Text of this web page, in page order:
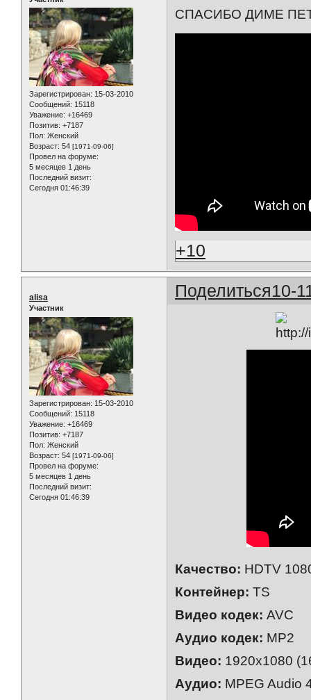
Зарегистрирован: 15-03-2010
Сообщений: 15118
Уважение: +16469
Позитив: +7187
Пол: Женский
Возраст: 54 [1971-09-06]
Провел на форуме:
5 месяцев 1 день
Последний визит:
Сегодня 01:46:39
СПАСИБО ДИМЕ
+10
Поделиться10-
alisa
Участник
Зарегистрирован: 15-03-2010
Сообщений: 15118
Уважение: +16469
Позитив: +7187
Пол: Женский
Возраст: 54 [1971-09-06]
Провел на форуме:
5 месяцев 1 день
Последний визит:
Сегодня 01:46:39
Качество: HDTV
Контейнер: TS
Видео кодек: AVC
Аудио кодек: MP2
Видео: 1920x1080
Аудио: MPEG Audio